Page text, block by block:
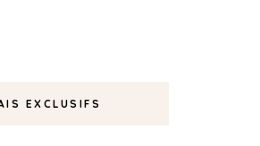
EXCLUSIFS